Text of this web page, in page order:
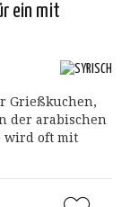
ein mit
Grießkuchen,
der arabischen
wird oft mit